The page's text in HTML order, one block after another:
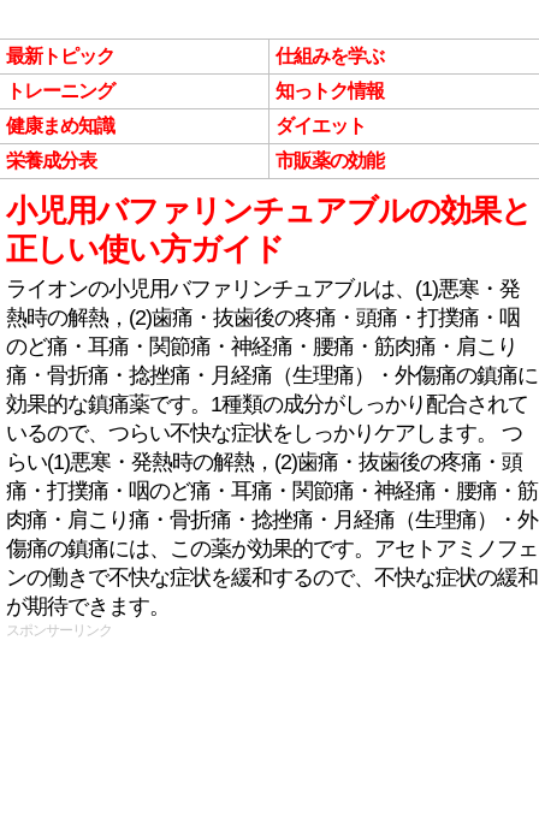
最新トピック
仕組みを学ぶ
トレーニング
知っトク情報
健康まめ知識
ダイエット
栄養成分表
市販薬の効能
小児用バファリンチュアブルの効果と
正しい使い方ガイド
ライオンの小児用バファリンチュアブルは、(1)悪寒・発
熱時の解熱，(2)歯痛・抜歯後の疼痛・頭痛・打撲痛・咽
のど痛・耳痛・関節痛・神経痛・腰痛・筋肉痛・肩こり
痛・骨折痛・捻挫痛・月経痛（生理痛）・外傷痛の鎮痛に
効果的な鎮痛薬です。1種類の成分がしっかり配合されて
いるので、つらい不快な症状をしっかりケアします。 つ
らい(1)悪寒・発熱時の解熱，(2)歯痛・抜歯後の疼痛・頭
痛・打撲痛・咽のど痛・耳痛・関節痛・神経痛・腰痛・筋
肉痛・肩こり痛・骨折痛・捻挫痛・月経痛（生理痛）・外
傷痛の鎮痛には、この薬が効果的です。アセトアミノフェ
ンの働きで不快な症状を緩和するので、不快な症状の緩和
が期待できます。
スポンサーリンク